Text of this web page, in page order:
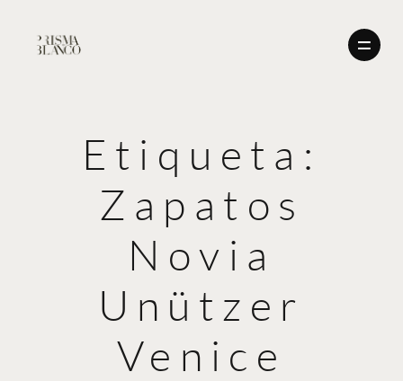
BODAS
NOSOTROS
CONTACTO
ENGLISH
BODAS
Etiqueta:
Zapatos
Novia
Unützer
Venice